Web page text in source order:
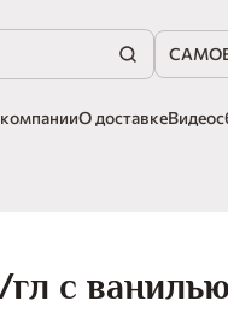
О доставке
с